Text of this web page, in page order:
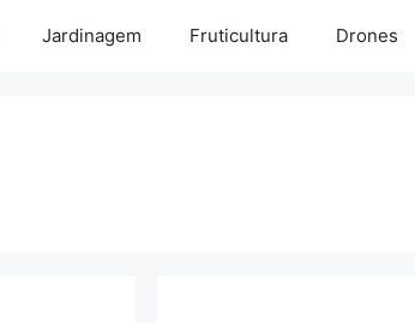
Jardinagem Fruticultura Drones